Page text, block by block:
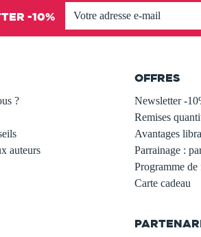
-10%
?
auteurs
OFFRES
Newsletter -
Remises
Avantages
Parrainage :
Programme
Carte cadeau